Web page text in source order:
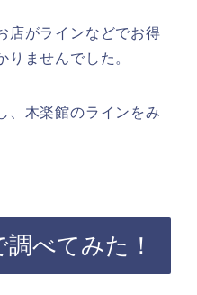
店がラインなどでお得
ませんでした。
、木楽館のラインをみ
べてみた！